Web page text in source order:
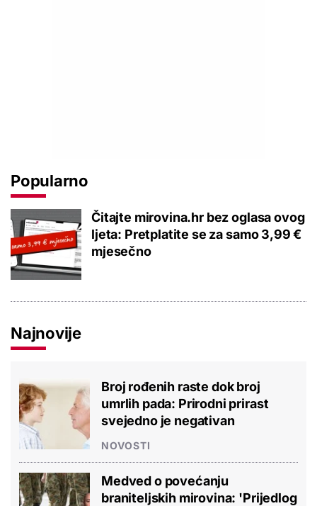
Popularno
Čitajte mirovina.hr bez oglasa ovog
ljeta: Pretplatite se za samo 3,99 €
mjesečno
Najnovije
Broj rođenih raste dok broj
umrlih pada: Prirodni prirast
svejedno je negativan
NOVOSTI
Medved o povećanju
braniteljskih mirovina: 'Prijedlog